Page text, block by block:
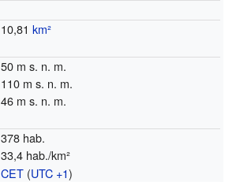
10,81km²
50 m s. n. m.
110 m s. n. m.
46 m s. n. m.
378 hab.
33,4 hab./km²
CET (UTC +1)